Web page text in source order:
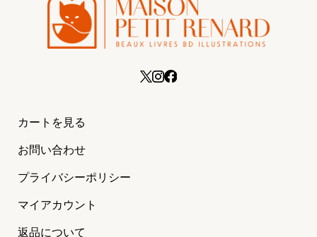
カートを見る
お問い合わせ
プライバシーポリシー
マイアカウント
返品について